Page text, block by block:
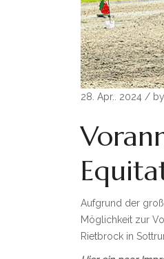
28. Apr.. 2024 / by
Aufgrund der
Möglichkeit zur
Rietbrock in